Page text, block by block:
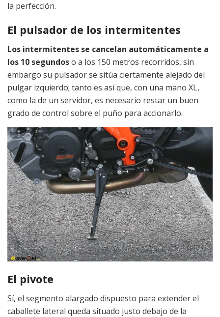
la perfección.
El pulsador de los intermitentes
Los intermitentes se cancelan automáticamente a
los 10 segundoso a los 150 metros recorridos, sin
embargo su pulsador se sitúa ciertamente alejado del
pulgar izquierdo; tanto es así que, con una mano XL,
como la de un servidor, es necesario restar un buen
grado de control sobre el puño para accionarlo.
El pivote
Sí, el segmento alargado dispuesto para extender el
caballete lateral queda situado justo debajo de la